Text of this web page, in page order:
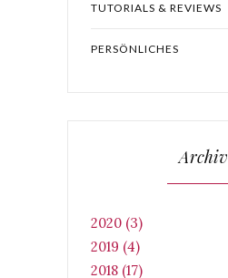
TUTORIALS & REVIEWS
PERSÖNLICHES
Archiv
2020 (3)
2019 (4)
2018 (17)